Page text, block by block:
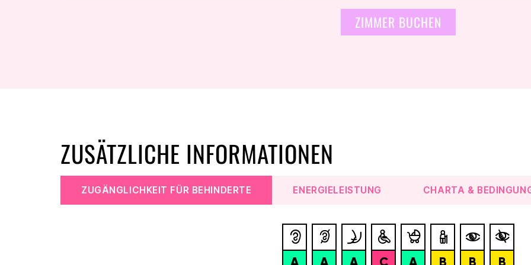
ZIMMER BUCHEN
ZUSÄTZLICHE INFORMATIONEN
ZUGÄNGLICHKEIT FÜR BEHINDERTE ENERGIELEISTUNG CHARTA &